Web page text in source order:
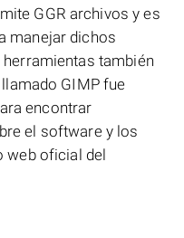
GGR archivos y es
manejar dichos
también
GIMP fue
encontrar
el software y los
web oficial del